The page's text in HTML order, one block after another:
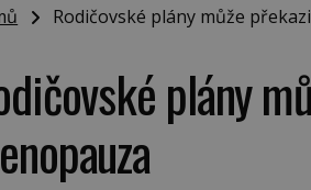
Rodičovské plány může
plány